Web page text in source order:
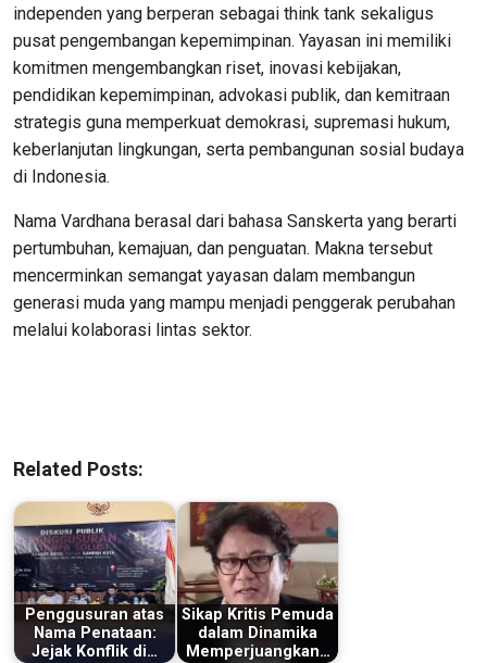
independen yang berperan sebagai think tank sekaligus
pusat pengembangan kepemimpinan. Yayasan ini memiliki
komitmen mengembangkan riset, inovasi kebijakan,
pendidikan kepemimpinan, advokasi publik, dan kemitraan
strategis guna memperkuat demokrasi, supremasi hukum,
keberlanjutan lingkungan, serta pembangunan sosial budaya
di Indonesia.
Nama Vardhana berasal dari bahasa Sanskerta yang berarti
pertumbuhan, kemajuan, dan penguatan. Makna tersebut
mencerminkan semangat yayasan dalam membangun
generasi muda yang mampu menjadi penggerak perubahan
melalui kolaborasi lintas sektor.
Related Posts:
Penggusuran atas
Nama Penataan:
Jejak Konflik di…
Sikap Kritis Pemuda
dalam Dinamika
Memperjuangkan…